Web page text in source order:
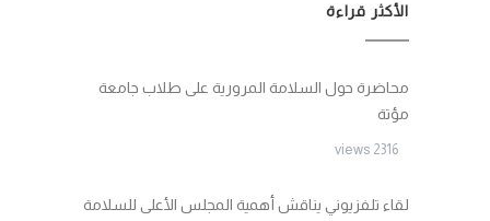
الأكثر قراءة
محاضرة حول السلامة المرورية على طلاب جامعة
مؤتة
2316 views
لقاء تلفزيوني يناقش أهمية المجلس الأعلى للسلامة